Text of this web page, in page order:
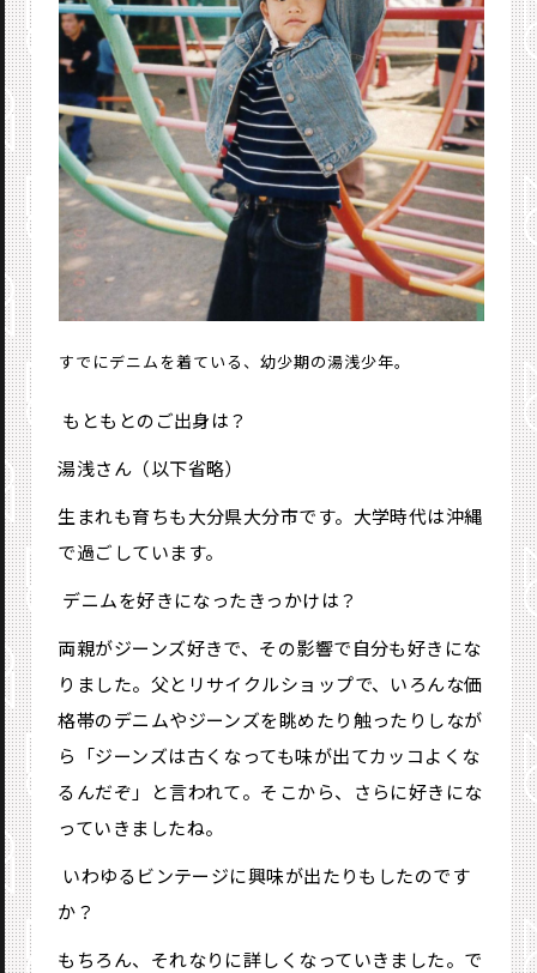
すでにデニムを着ている、幼少期の湯浅少年。
―― もともとのご出身は？
湯浅さん（以下省略）
生まれも育ちも大分県大分市です。大学時代は沖縄
で過ごしています。
―― デニムを好きになったきっかけは？
両親がジーンズ好きで、その影響で自分も好きにな
りました。父とリサイクルショップで、いろんな価
格帯のデニムやジーンズを眺めたり触ったりしなが
ら「ジーンズは古くなっても味が出てカッコよくな
るんだぞ」と言われて。そこから、さらに好きにな
っていきましたね。
―― いわゆるビンテージに興味が出たりもしたのです
か？
もちろん、それなりに詳しくなっていきました。で